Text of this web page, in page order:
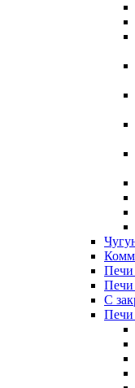
Печи
С
Печи